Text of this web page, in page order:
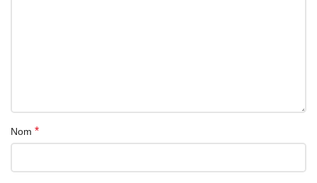
Nom *